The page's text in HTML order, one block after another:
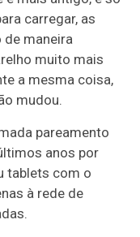
carregar, as
maneira
muito mais
a mesma coisa,
mudou.
pareamento
anos por
tablets com o
à rede de